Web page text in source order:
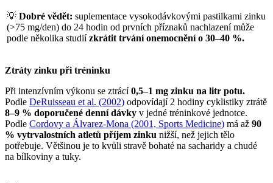
💡 Dobré vědět: suplementace vysokodávkovými pastilkami zinku
(>75 mg/den) do 24 hodin od prvních příznaků nachlazení může
podle několika studiízkrátit trvání onemocnění o 30–40 %.
Ztráty zinku při tréninku
Při intenzívním výkonu se ztrácí0,5–1 mg zinku na litr potu.
Podle DeRuisseau et al. (2002) odpovídají 2 hodiny cyklistiky ztrátě
8–9 % doporučené denní dávky v jedné tréninkové jednotce.
Podle Cordovy a Álvarez-Mona (2001, Sports Medicine) má až 90
% vytrvalostních atletů příjem zinku nižší, než jejich tělo
potřebuje. Většinou je to kvůli stravě bohaté na sacharidy a chudé
na bílkoviny a tuky.